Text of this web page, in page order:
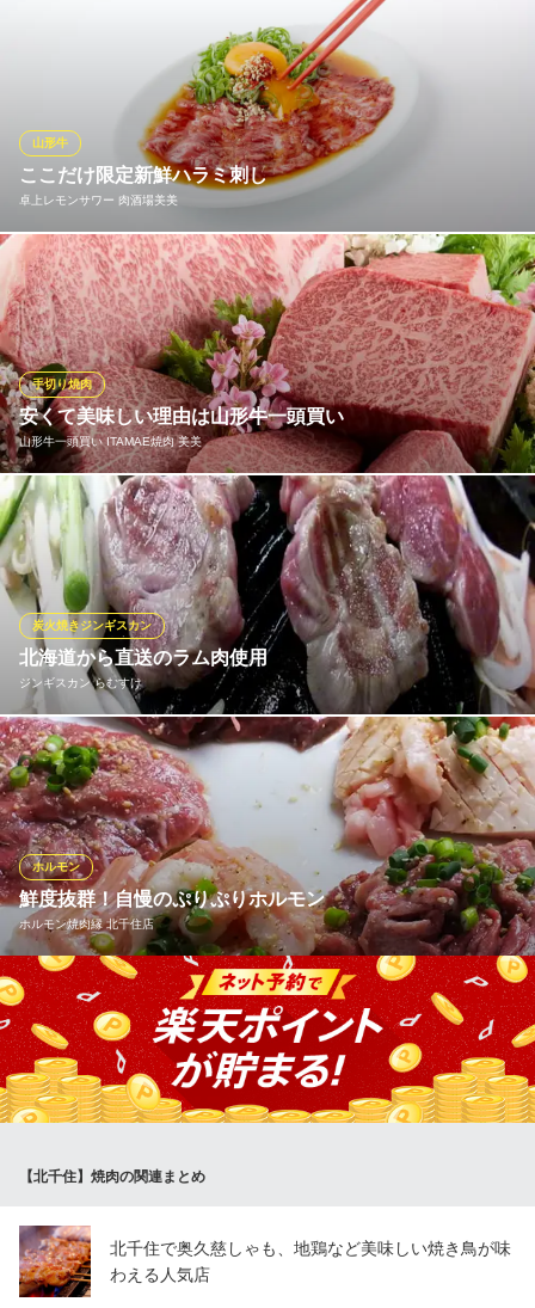
信頼できる和牛のプロフェッショナルたちが、 全国から選び抜い
たこだわりの美味しさをぜひご賞味あれ ●黒毛和牛カルビ (税込)9
牛角 北千住駅前店
焼肉
地下鉄千代田線北千住駅 徒歩1分
東京都足立区千住2-61 ビックリヤ北千住西口ビル2F
ここだけ限定新鮮ハラミ刺し
卓上レモンサワー 肉酒場美美
山形牛
新鮮ハラミを贅沢に生のまんま！もちろん数量限定です！
卓上レモンサワー 肉酒場美美
各席サーバー完備焼肉
つくばエクスプレス北千住駅 徒歩2分
東京都足立区千住旭町4-17-1
安くて美味しい理由は山形牛一頭買い
山形牛一頭買い ITAMAE焼肉 美美
手切り焼肉
一頭買いという大技は本来、資本力の大きい大手がなせる手法で
すが美美は個人店です。大量仕入れによる原価率の縮小と一頭を
的確に捌く知識と技術がそれを実現しました！家賃の安い地下に
店を構え、オーナーも直接現場に出るなどして経費を抑えて原価
率にガッツリかけます！ぜひ普段通っている焼肉店と比べてみて
ください。
山形牛一頭買い ITAMAE焼肉 美美
保健所認定の生肉取扱店
地下鉄北千住駅東口 徒歩3分
東京都足立区千住旭町39-7 杉山ビルB1
北海道から直送のラム肉使用
ジンギスカン らむすけ
炭火焼きジンギスカン
北海道より随時取り寄せている新鮮な生ラム肉はふかふかで臭み
も少なく、従来のジンギスカンイメージを覆す自信の一品です。
お肉本来の旨みを味わって頂けるようにと胡椒塩もご用意！
※こちらは夜のみのこだわりです。
ジンギスカン らむすけ
ジンギスカン専門店
ＪＲ常磐線北千住駅仲町口 徒歩1分
東京都足立区千住1-39-12
鮮度抜群！自慢のぷりぷりホルモン
ホルモン焼肉縁 北千住店
ホルモン
鮮度抜群のホルモンは臭みが少ないのが特徴。コリコリの歯ごた
えが癖になる『ミノ』や、濃厚な味としっかりした食感が楽しめ
る自慢のホルモン揃いです。当店一番のおすすめは、『【当日入
荷No.1】ホルモン5点盛り』。ご希望であれば組み合わせも可能で
す。様々なホルモンをお楽しみいただけます。
焼肉・ホルモン
東京都足立区千住2-52-1
【北千住】焼肉の関連まとめ
北千住で奥久慈しゃも、地鶏など美味しい焼き鳥が味
わえる人気店